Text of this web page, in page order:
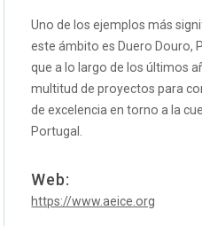
Uno de los ejemplos más
este ámbito es Duero Douro,
que a lo largo de los últimos
multitud de proyectos para
de excelencia en torno a la
Portugal.
Web:
https://www.aeice.org